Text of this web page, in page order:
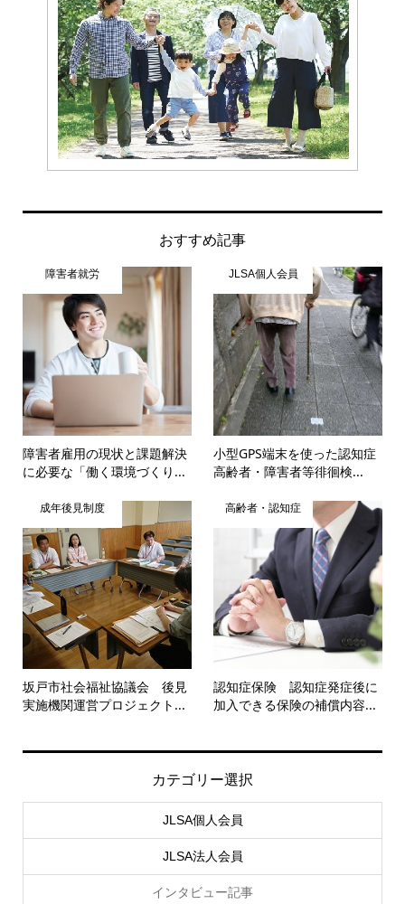
おすすめ記事
障害者就労
障害者雇用の現状と課題解決
に必要な「働く環境づくり...
JLSA個人会員
小型GPS端末を使った認知症
高齢者・障害者等徘徊検...
成年後見制度
坂戸市社会福祉協議会 後見
実施機関運営プロジェクト...
高齢者・認知症
認知症保険 認知症発症後に
加入できる保険の補償内容...
カテゴリー選択
JLSA個人会員
JLSA法人会員
インタビュー記事